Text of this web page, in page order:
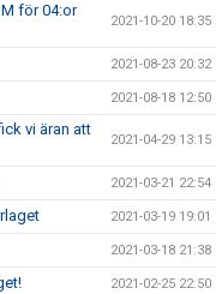
för 04:or
2021-10-20 18:35
2021-08-23 20:32
2021-08-18 12:50
vi äran att
2021-04-29 13:15
2021-03-21 22:54
2021-03-19 19:01
2021-03-18 21:38
2021-02-25 22:50